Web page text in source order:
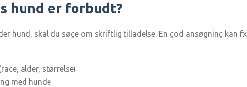
hund er forbudt?
hund, skal du søge om skriftlig tilladelse. En god ansøgning kan fx
alder, størrelse)
med hunde